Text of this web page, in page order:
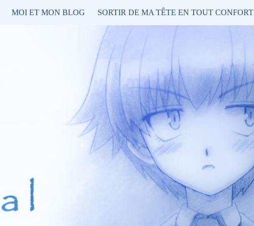
MOI ET MON BLOG SORTIR DE MA TÊTE EN TOUT CONFORT